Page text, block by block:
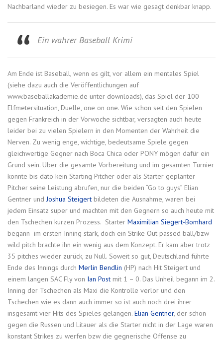
Nachbarland wieder zu besiegen. Es war wie gesagt denkbar knapp.
Ein wahrer Baseball Krimi
Am Ende ist Baseball, wenn es gilt, vor allem ein mentales Spiel
(siehe dazu auch die Veröffentlichungen auf
www.baseballakademie.de unter downloads), das Spiel der 100
Elfmetersituation, Duelle, one on one. Wie schon seit den Spielen
gegen Frankreich in der Vorwoche sichtbar, versagten auch heute
leider bei zu vielen Spielern in den Momenten der Wahrheit die
Nerven. Zu wenig enge, wichtige, bedeutsame Spiele gegen
gleichwertige Gegner nach Boca Chica oder PONY mögen dafür ein
Grund sein. Über die gesamte Vorbereitung und im gesamten Turnier
konnte bis dato kein Starting Pitcher oder als Starter geplanter
Pitcher seine Leistung abrufen, nur die beiden “Go to guys” Elian
Gentner undJoshua Steigert bildeten die Ausnahme, waren bei
jedem Einsatz super und machten mit den Gegnern so auch heute mit
den Tschechen kurzen Prozess. Starter Maximilian Siegert-Bomhard
begann im ersten Inning stark, doch ein Strike Out passed ball/bzw
wild pitch brachte ihn ein wenig aus dem Konzept. Er kam aber trotz
35 pitches wieder zurück, zu Null. Soweit so gut, Deutschland führte
Ende des Innings durch Merlin Bendlin (HP) nach Hit Steigert und
einem langen SAC Fly von Ian Post mit 1 – 0. Das Unheil begann im 2.
Inning der Tschechen als Maxi die Kontrolle verlor und den
Tschechen wie es dann auch immer so ist auch noch drei ihrer
insgesamt vier Hits des Spieles gelangen. Elian Gentner, der schon
gegen die Russen und Litauer als die Starter nicht in der Lage waren
konstant Strikes zu werfen bzw die gegnerische Offense zu